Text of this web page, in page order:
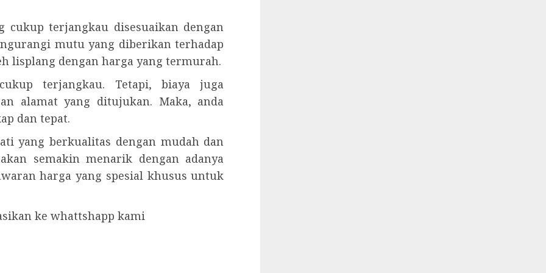
cukup terjangkau disesuaikan dengan
mutu yang diberikan terhadap
lisplang dengan harga yang termurah.
terjangkau. Tetapi, biaya juga
alamat yang ditujukan. Maka, anda
dan tepat.
yang berkualitas dengan mudah dan
semakin menarik dengan adanya
harga yang spesial khusus untuk
ke whattshapp kami